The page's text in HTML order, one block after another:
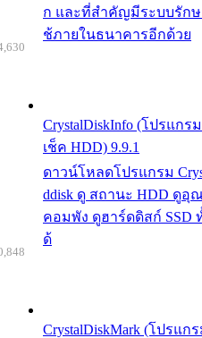
ก และที่สำคัญมีระบบรัก
ช้ภายในธนาคารอีกด้วย
CrystalDiskInfo (โปรแกร
เช็ค HDD) 9.9.1
ดาวน์โหลดโปรแกรม
ddisk ดู สถานะ HDD ดูอุ
คอมพัง ดูฮาร์ดดิสก์ SSD ทั้
ด้
CrystalDiskMark (โปรแก